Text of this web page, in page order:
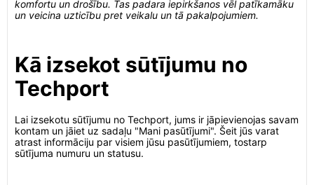
komfortu un drošību. Tas padara iepirkšanos vēl patīkamāku
un veicina uzticību pret veikalu un tā pakalpojumiem.
Kā izsekot sūtījumu no
Techport
Lai izsekotu sūtījumu no Techport, jums ir jāpievienojas savam
kontam un jāiet uz sadaļu "Mani pasūtījumi". Šeit jūs varat
atrast informāciju par visiem jūsu pasūtījumiem, tostarp
sūtījuma numuru un statusu.